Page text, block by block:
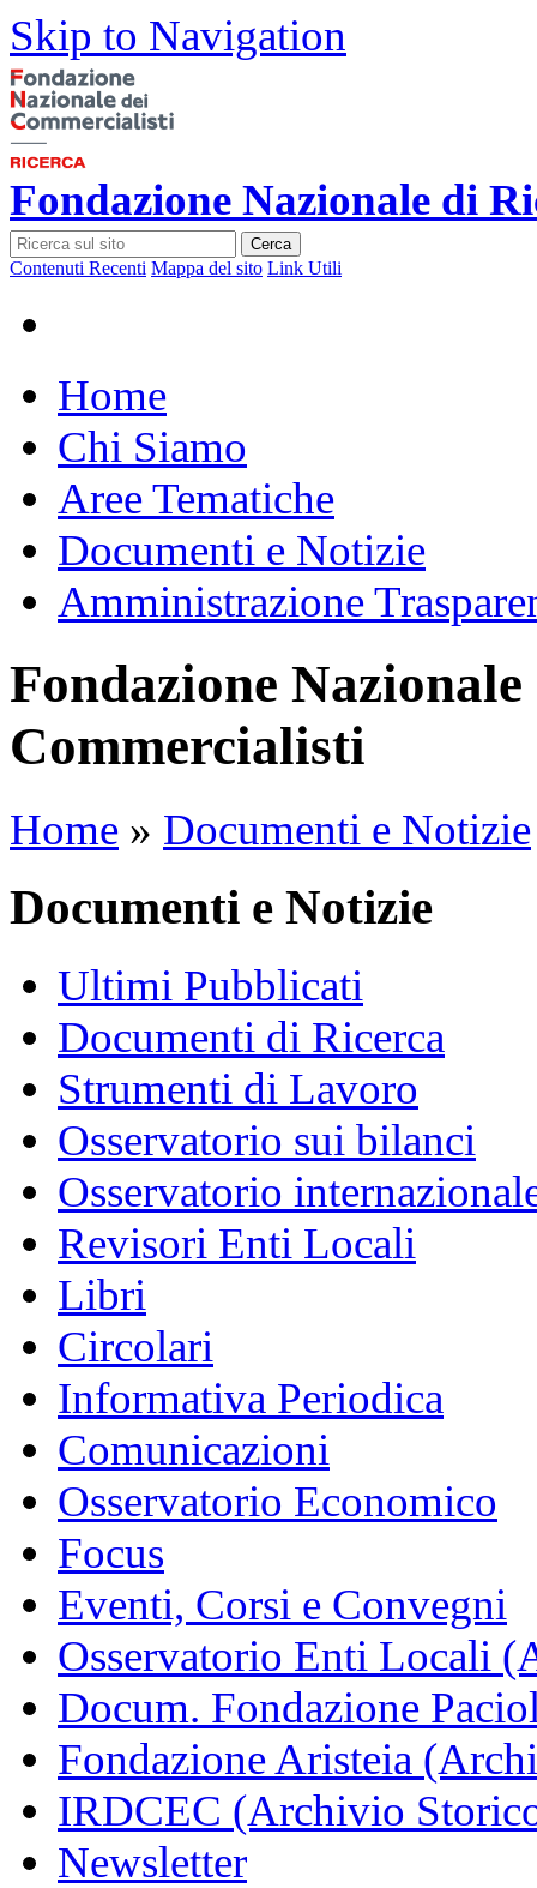
Skip to Navigation
Fondazione Nazionale di
Cerca
Contenuti Recenti Mappa del sito Link Utili
Home
Chi Siamo
Aree Tematiche
Documenti e Notizie
Amministrazione
Fondazione
Commercialisti
Home » Documenti e Notizie
Documenti e Notizie
Ultimi Pubblicati
Documenti di Ricerca
Strumenti di Lavoro
Osservatorio sui bilanci
Osservatorio
Revisori Enti Locali
Libri
Circolari
Informativa Periodica
Comunicazioni
Osservatorio Economico
Focus
Eventi, Corsi e Convegni
Osservatorio Enti Locali
Docum. Fondazione
Fondazione Aristeia
IRDCEC (Archivio
Newsletter